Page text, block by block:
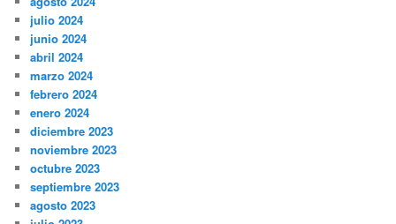
julio 2024
junio 2024
abril 2024
marzo 2024
febrero 2024
enero 2024
diciembre 2023
noviembre 2023
octubre 2023
septiembre 2023
agosto 2023